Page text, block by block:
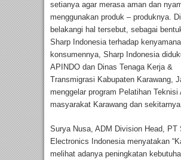
setianya agar merasa aman dan
menggunakan produk – produknya.
belakangi hal tersebut, sebagai
Sharp Indonesia terhadap
konsumennya, Sharp Indonesia
APINDO dan Dinas Tenaga Kerja &
Transmigrasi Kabupaten Karawang,
menggelar program Pelatihan Teknisi
masyarakat Karawang dan sekitarnya.
Surya Nusa, ADM Division Head, PT
Electronics Indonesia menyatakan
melihat adanya peningkatan